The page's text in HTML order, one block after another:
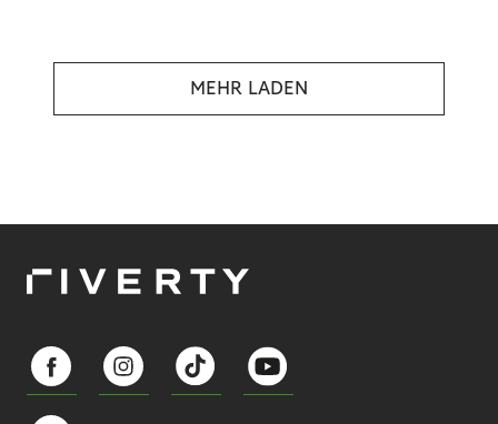
MEHR LADEN